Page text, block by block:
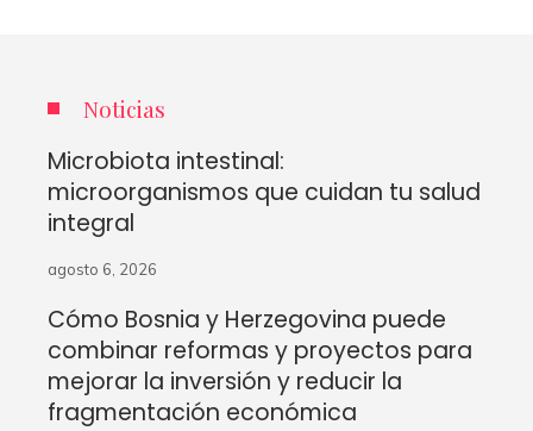
Noticias
Microbiota intestinal:
microorganismos que cuidan tu salud
integral
agosto 6, 2026
Cómo Bosnia y Herzegovina puede
combinar reformas y proyectos para
mejorar la inversión y reducir la
fragmentación económica